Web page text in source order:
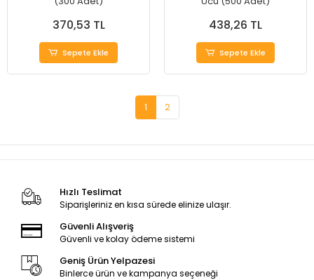
370,53 TL
Sepete Ekle
438,26 TL
Sepete Ekle
1 2
Hızlı Teslimat
Siparişleriniz en kısa sürede elinize ulaşır.
Güvenli Alışveriş
Güvenli ve kolay ödeme sistemi
Geniş Ürün Yelpazesi
Binlerce ürün ve kampanya seçeneği